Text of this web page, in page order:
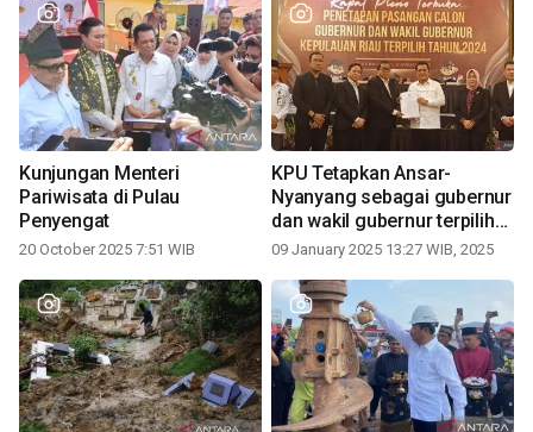
Kunjungan Menteri
Pariwisata di Pulau
Penyengat
20 October 2025 7:51 WIB
KPU Tetapkan Ansar-
Nyanyang sebagai gubernur
dan wakil gubernur terpilih
periode 2025-2030
09 January 2025 13:27 WIB, 2025